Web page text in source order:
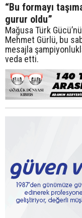
“Bu formayı
gurur oldu”
Mağusa Türk
Mehmet Gürlü, bu
mesajla
veda etti.